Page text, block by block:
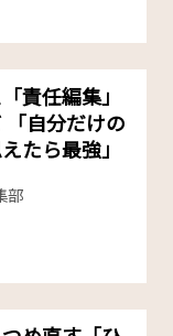
責任編集」
自分だけの
たら最強」
部